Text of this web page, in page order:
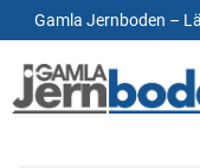
Gamla Jernboden –